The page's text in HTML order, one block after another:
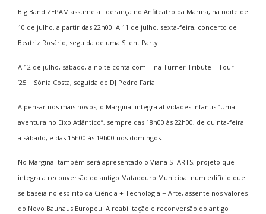
Big Band ZEPAM assume a liderança no Anfiteatro da Marina, na noite de
10 de julho, a partir das 22h00. A 11 de julho, sexta-feira, concerto de
Beatriz Rosário, seguida de uma Silent Party.
A 12 de julho, sábado, a noite conta com Tina Turner Tribute – Tour
’25| Sónia Costa, seguida de DJ Pedro Faria.
A pensar nos mais novos, o Marginal integra atividades infantis “Uma
aventura no Eixo Atlântico”, sempre das 18h00 às 22h00, de quinta-feira
a sábado, e das 15h00 às 19h00 nos domingos.
No Marginal também será apresentado o Viana STARTS, projeto que
integra a reconversão do antigo Matadouro Municipal num edifício que
se baseia no espírito da Ciência + Tecnologia + Arte, assente nos valores
do Novo Bauhaus Europeu. A reabilitação e reconversão do antigo